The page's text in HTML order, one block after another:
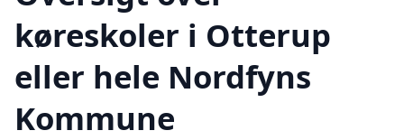
køreskoler i Otterup
eller hele Nordfyns
Kommune